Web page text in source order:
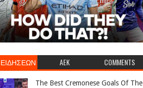
AEK COMMENTS
The Best Cremonese Goals Of The